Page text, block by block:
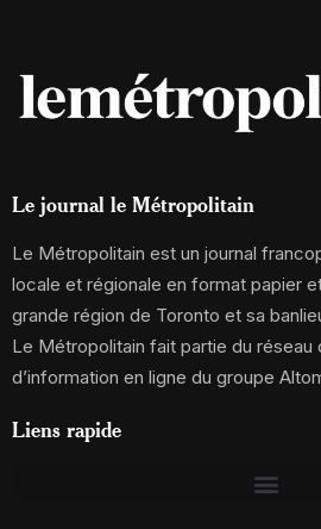
Le journal le Métropolitain
Le Métropolitain est un journal
locale et régionale en format papier
grande région de Toronto et sa
Le Métropolitain fait partie du
d’information en ligne du groupe
Liens rapide